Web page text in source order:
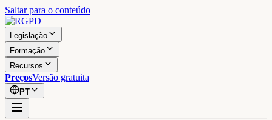
Saltar para o conteúdo
Legislação
Formação
Recursos
PreçosVersão gratuita
PT